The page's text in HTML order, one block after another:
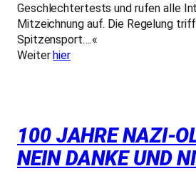
Geschlechtertests und rufen alle
Mitzeichnung auf. Die Regelung
Spitzensport….«
Weiterhier
100 JAHRE NAZI-
NEIN DANKE UND